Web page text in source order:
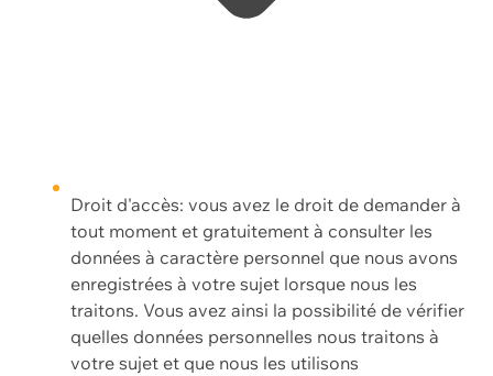
Droit d'accès: vous avez le droit de demander à
tout moment et gratuitement à consulter les
données à caractère personnel que nous avons
enregistrées à votre sujet lorsque nous les
traitons. Vous avez ainsi la possibilité de vérifier
quelles données personnelles nous traitons à
votre sujet et que nous les utilisons